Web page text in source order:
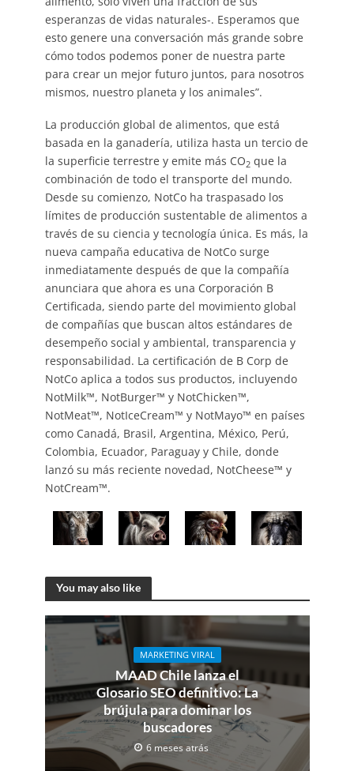
esperanzas de vidas naturales-. Esperamos que
esto genere una conversación más grande sobre
cómo todos podemos poner de nuestra parte
para crear un mejor futuro juntos, para nosotros
mismos, nuestro planeta y los animales”.
La producción global de alimentos, que está
basada en la ganadería, utiliza hasta un tercio de
la superficie terrestre y emite más CO2que la
combinación de todo el transporte del mundo.
Desde su comienzo, NotCo ha traspasado los
límites de producción sustentable de alimentos a
través de su ciencia y tecnología única. Es más, la
nueva campaña educativa de NotCo surge
inmediatamente después de que la compañía
anunciara que ahora es una Corporación B
Certificada, siendo parte del movimiento global
de compañías que buscan altos estándares de
desempeño social y ambiental, transparencia y
responsabilidad. La certificación de B Corp de
NotCo aplica a todos sus productos, incluyendo
NotMilk™, NotBurger™ y NotChicken™,
NotMeat™, NotIceCream™ y NotMayo™ en países
como Canadá, Brasil, Argentina, México, Perú,
Colombia, Ecuador, Paraguay y Chile, donde
lanzó su más reciente novedad, NotCheese™ y
NotCream™.
You may also like
MARKETING VIRAL
MAAD Chile lanza el
Glosario SEO definitivo: La
brújula para dominar los
buscadores
6 meses atrás